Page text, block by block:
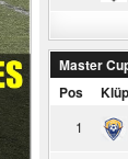
Master
Pos
Klüp
1